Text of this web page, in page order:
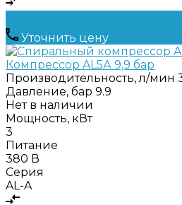
Уточнить цену
Компрессор AL5А 9,9 бар
Производительность, л/мин
Давление, бар 9.9
Нет в наличии
Мощность, кВт
3
Питание
380 В
Серия
AL-A